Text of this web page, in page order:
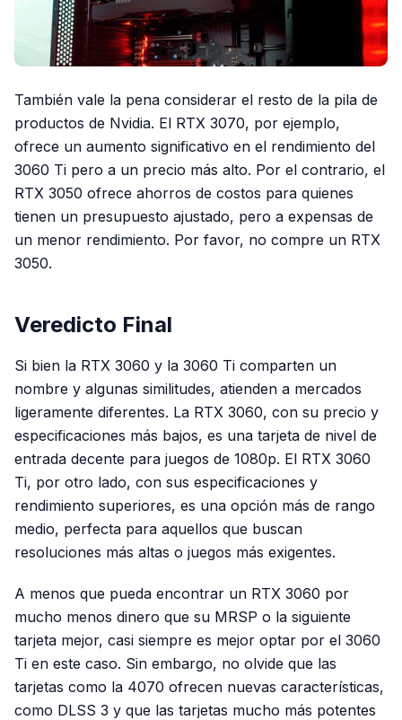
También vale la pena considerar el resto de la pila de
productos de Nvidia. El RTX 3070, por ejemplo,
ofrece un aumento significativo en el rendimiento del
3060 Ti pero a un precio más alto. Por el contrario, el
RTX 3050 ofrece ahorros de costos para quienes
tienen un presupuesto ajustado, pero a expensas de
un menor rendimiento. Por favor, no compre un RTX
3050.
Veredicto Final
Si bien la RTX 3060 y la 3060 Ti comparten un
nombre y algunas similitudes, atienden a mercados
ligeramente diferentes. La RTX 3060, con su precio y
especificaciones más bajos, es una tarjeta de nivel de
entrada decente para juegos de 1080p. El RTX 3060
Ti, por otro lado, con sus especificaciones y
rendimiento superiores, es una opción más de rango
medio, perfecta para aquellos que buscan
resoluciones más altas o juegos más exigentes.
A menos que pueda encontrar un RTX 3060 por
mucho menos dinero que su MRSP o la siguiente
tarjeta mejor, casi siempre es mejor optar por el 3060
Ti en este caso. Sin embargo, no olvide que las
tarjetas como la 4070 ofrecen nuevas características,
como DLSS 3 y que las tarjetas mucho más potentes